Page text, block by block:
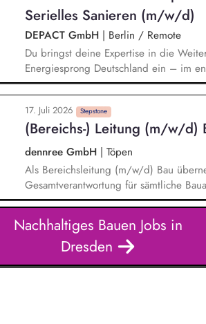
Aufbau von strategischen
Aufträgen, Neukunden und Projekten.
Serielles Sanieren (m/w/d)
DEPACT GmbH | Berlin / Remote
Du bringst deine Expertise in die
Energiesprong Deutschland ein – im
Markthochlauf und Support im
Development-Standbein: Du
Vorqualifizierungs-Tool CoPilot und
qualifizierst zudem Bauunternehmen
17. Juli 2026 Stepstone
(Bereichs-) Leitung (m/w/d)
dennree GmbH | Töpen
Als Bereichsleitung (m/w/d) Bau
Gesamtverantwortung für sämtliche
von der Planung über die Steuerung
Bauprojekte. Gemeinsam mit Ihrem
und Modernisierungsmaßnahmen für
und Österreich sowie weitere
qualitätsgerechte Realisierung sicher.
Nachhaltiges Bauen Jobs in
Dresden